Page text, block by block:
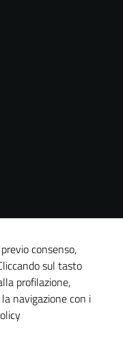
consenso,
sul tasto
profilazione,
navigazione con i